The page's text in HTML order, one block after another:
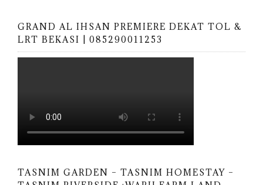
GRAND AL IHSAN PREMIERE DEKAT TOL &
LRT BEKASI | 085290011253
TASNIM GARDEN – TASNIM HOMESTAY –